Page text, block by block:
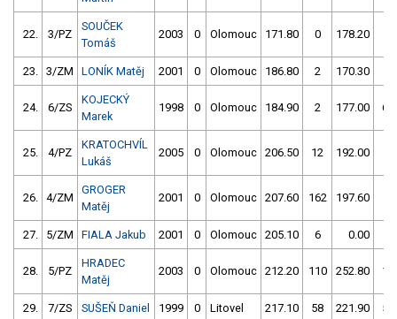
22. 3/PZ
SOUČEK
Tomáš
2003 0 Olomouc 171.80 0 178.20
23. 3/ZM LONÍK Matěj 2001 0 Olomouc 186.80 2 170.30
24. 6/ZS
KOJECKÝ
Marek
1998 0 Olomouc 184.90 2 177.00 62
25. 4/PZ
KRATOCHVÍL
Lukáš
2005 0 Olomouc 206.50 12 192.00
26. 4/ZM
GROGER
Matěj
2001 0 Olomouc 207.60 162 197.60
27. 5/ZM FIALA Jakub 2001 0 Olomouc 205.10 6 0.00
28. 5/PZ
HRADEC
Matěj
2003 0 Olomouc 212.20 110 252.80 10
29. 7/ZS SUŠEŇ Daniel 1999 0 Litovel 217.10 58 221.90 58